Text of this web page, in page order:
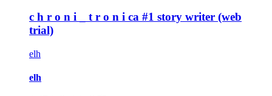
c h r o n i _ t r o n i ca #1 story writer (web
trial)
elh
elh